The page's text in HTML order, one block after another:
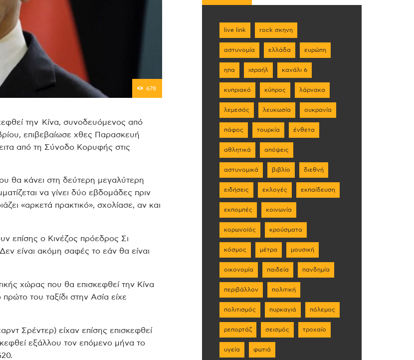
678
την Κίνα, συνοδευόμενος από
επιβεβαίωσε χθες Παρασκευή
από τη Σύνοδο Κορυφής στις
θα κάνει στη δεύτερη μεγαλύτερη
να γίνει δύο εβδομάδες πριν
«αρκετά πρακτικό», σχολίασε, αν και
επίσης ο Κινέζος πρόεδρος Σι
είναι ακόμη σαφές το εάν θα είναι
χώρας που θα επισκεφθεί την Κίνα
του ταξίδι στην Ασία είχε
Σρέντερ) είχαν επίσης επισκεφθεί
εξάλλου τον επόμενο μήνα το
live link rock σκηνη
αστυνομία ελλάδα ευρώπη
ηπα ισραήλ κανάλι 6
κυπριακό κύπρος λάρνακα
λεμεσός λευκωσία ουκρανία
πάφος τουρκία ένθετα
αθλητικά απόψεις
αστυνομικά βιβλίο διεθνή
ειδήσεις εκλογές εκπαίδευση
εκπομπές κοινωνία
κορωνοϊός κρούσματα
κόσμος μέτρα μουσική
οικονομία παιδεία πανδημία
περιβάλλον πολιτική
πολιτισμός πυρκαγιά πόλεμος
ρεπορτάζ σεισμός τροχαίο
υγεία φωτιά